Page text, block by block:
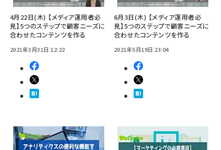
4月22日(木) 【メディア運用者必
見】5つのステップで顧客ニーズに
合わせたコンテンツを作る
2021年3月31日 12:22
6月3日(木) 【メディア運用者必
見】5つのステップで顧客ニーズに
合わせたコンテンツを作る
2021年5月19日 23:04